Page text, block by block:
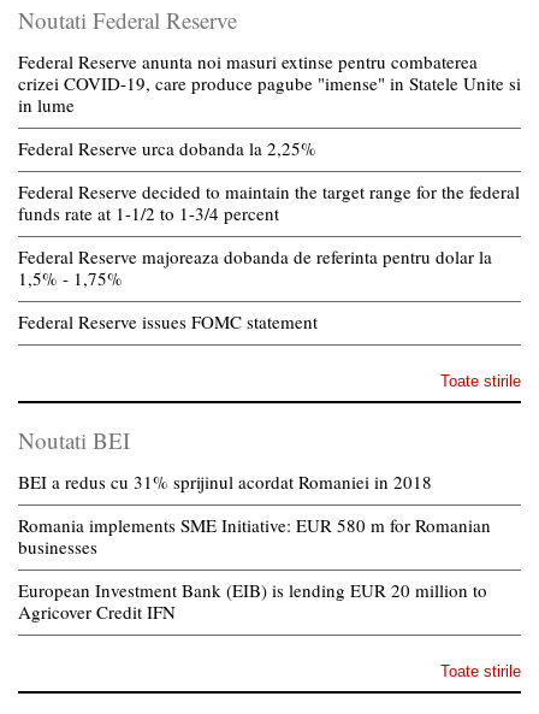
Noutati Federal Reserve
Federal Reserve anunta noi masuri extinse pentru combaterea
crizei COVID-19, care produce pagube "imense" in Statele Unite si
in lume
Federal Reserve urca dobanda la 2,25%
Federal Reserve decided to maintain the target range for the federal
funds rate at 1-1/2 to 1-3/4 percent
Federal Reserve majoreaza dobanda de referinta pentru dolar la
1,5% - 1,75%
Federal Reserve issues FOMC statement
Toate stirile
Noutati BEI
BEI a redus cu 31% sprijinul acordat Romaniei in 2018
Romania implements SME Initiative: EUR 580 m for Romanian
businesses
European Investment Bank (EIB) is lending EUR 20 million to
Agricover Credit IFN
Toate stirile